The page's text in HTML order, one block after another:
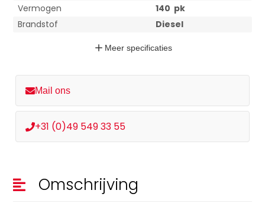
Vermogen
140 pk
Brandstof
Diesel
Meer specificaties
Mail ons
+31 (0)49 549 33 55
Omschrijving